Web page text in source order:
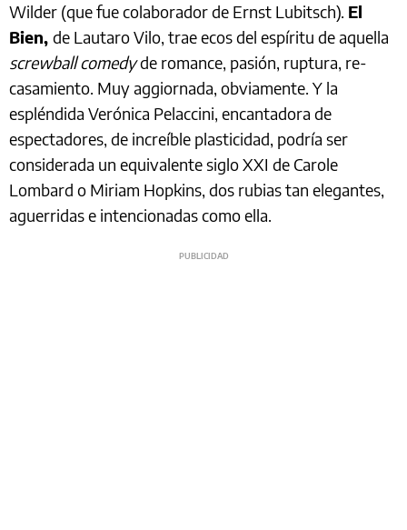
Wilder (que fue colaborador de Ernst Lubitsch). El
Bien, de Lautaro Vilo, trae ecos del espíritu de aquella
screwball comedyde romance, pasión, ruptura, re-
casamiento. Muy aggiornada, obviamente. Y la
espléndida Verónica Pelaccini, encantadora de
espectadores, de increíble plasticidad, podría ser
considerada un equivalente siglo XXI de Carole
Lombard o Miriam Hopkins, dos rubias tan elegantes,
aguerridas e intencionadas como ella.